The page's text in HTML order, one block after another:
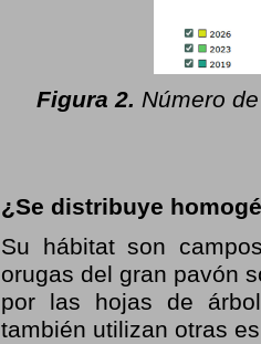
Figura 2. Número
¿Se distribuye
Su hábitat son
orugas del gran pavón
por las hojas de
también utilizan otras